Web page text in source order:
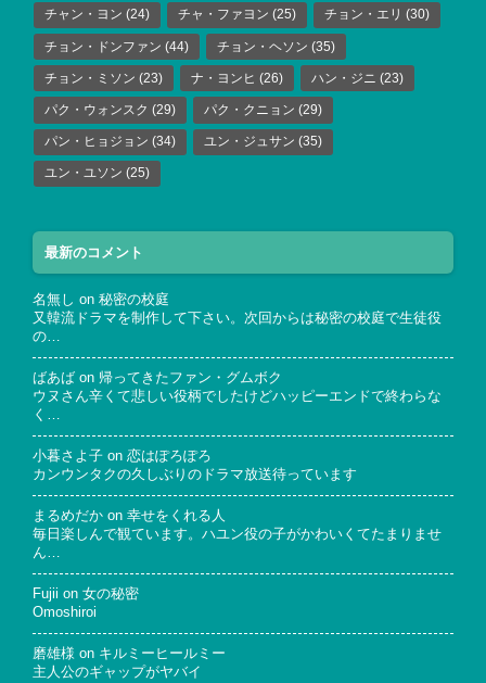
チャン・ヨン (24) チャ・ファヨン (25) チョン・エリ (30)
チョン・ドンファン (44) チョン・ヘソン (35)
チョン・ミソン (23) ナ・ヨンヒ (26) ハン・ジニ (23)
パク・ウォンスク (29) パク・クニョン (29)
パン・ヒョジョン (34) ユン・ジュサン (35)
ユン・ユソン (25)
最新のコメント
名無し on 秘密の校庭
又韓流ドラマを制作して下さい。次回からは秘密の校庭で生徒役
の…
ばあば on 帰ってきたファン・グムボク
ウヌさん辛くて悲しい役柄でしたけどハッピーエンドで終わらな
く…
小暮さよ子 on 恋はぽろぽろ
カンウンタクの久しぶりのドラマ放送待っています
まるめだか on 幸せをくれる人
毎日楽しんで観ています。ハユン役の子がかわいくてたまりませ
ん…
Fujii on 女の秘密
Omoshiroi
磨雄様 on キルミーヒールミー
主人公のギャップがヤバイ